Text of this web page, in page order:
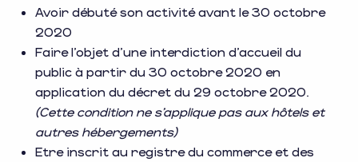
Avoir débuté son activité avant le 30 octobre
2020
Faire l’objet d’une interdiction d’accueil du
public à partir du 30 octobre 2020 en
application du décret du 29 octobre 2020.
(Cette condition ne s’applique pas aux hôtels et
autres hébergements)
Etre inscrit au registre du commerce et des